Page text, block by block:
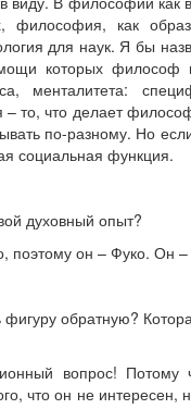
философия, как
для наук. Я бы
которых философ
менталитета:
то, что делает
по-разному. Но
социальная функция.
духовный опыт?
поэтому он – Фуко. Он
фигуру обратную?
вопрос! Потому
что он не